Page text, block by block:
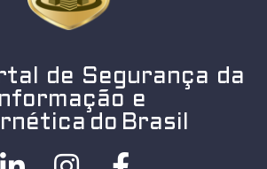
de Segurança da
Informação e
do Brasil